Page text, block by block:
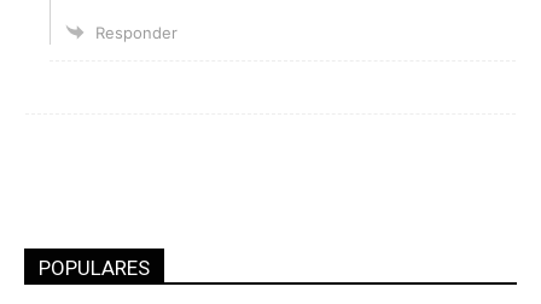
Responder
POPULARES